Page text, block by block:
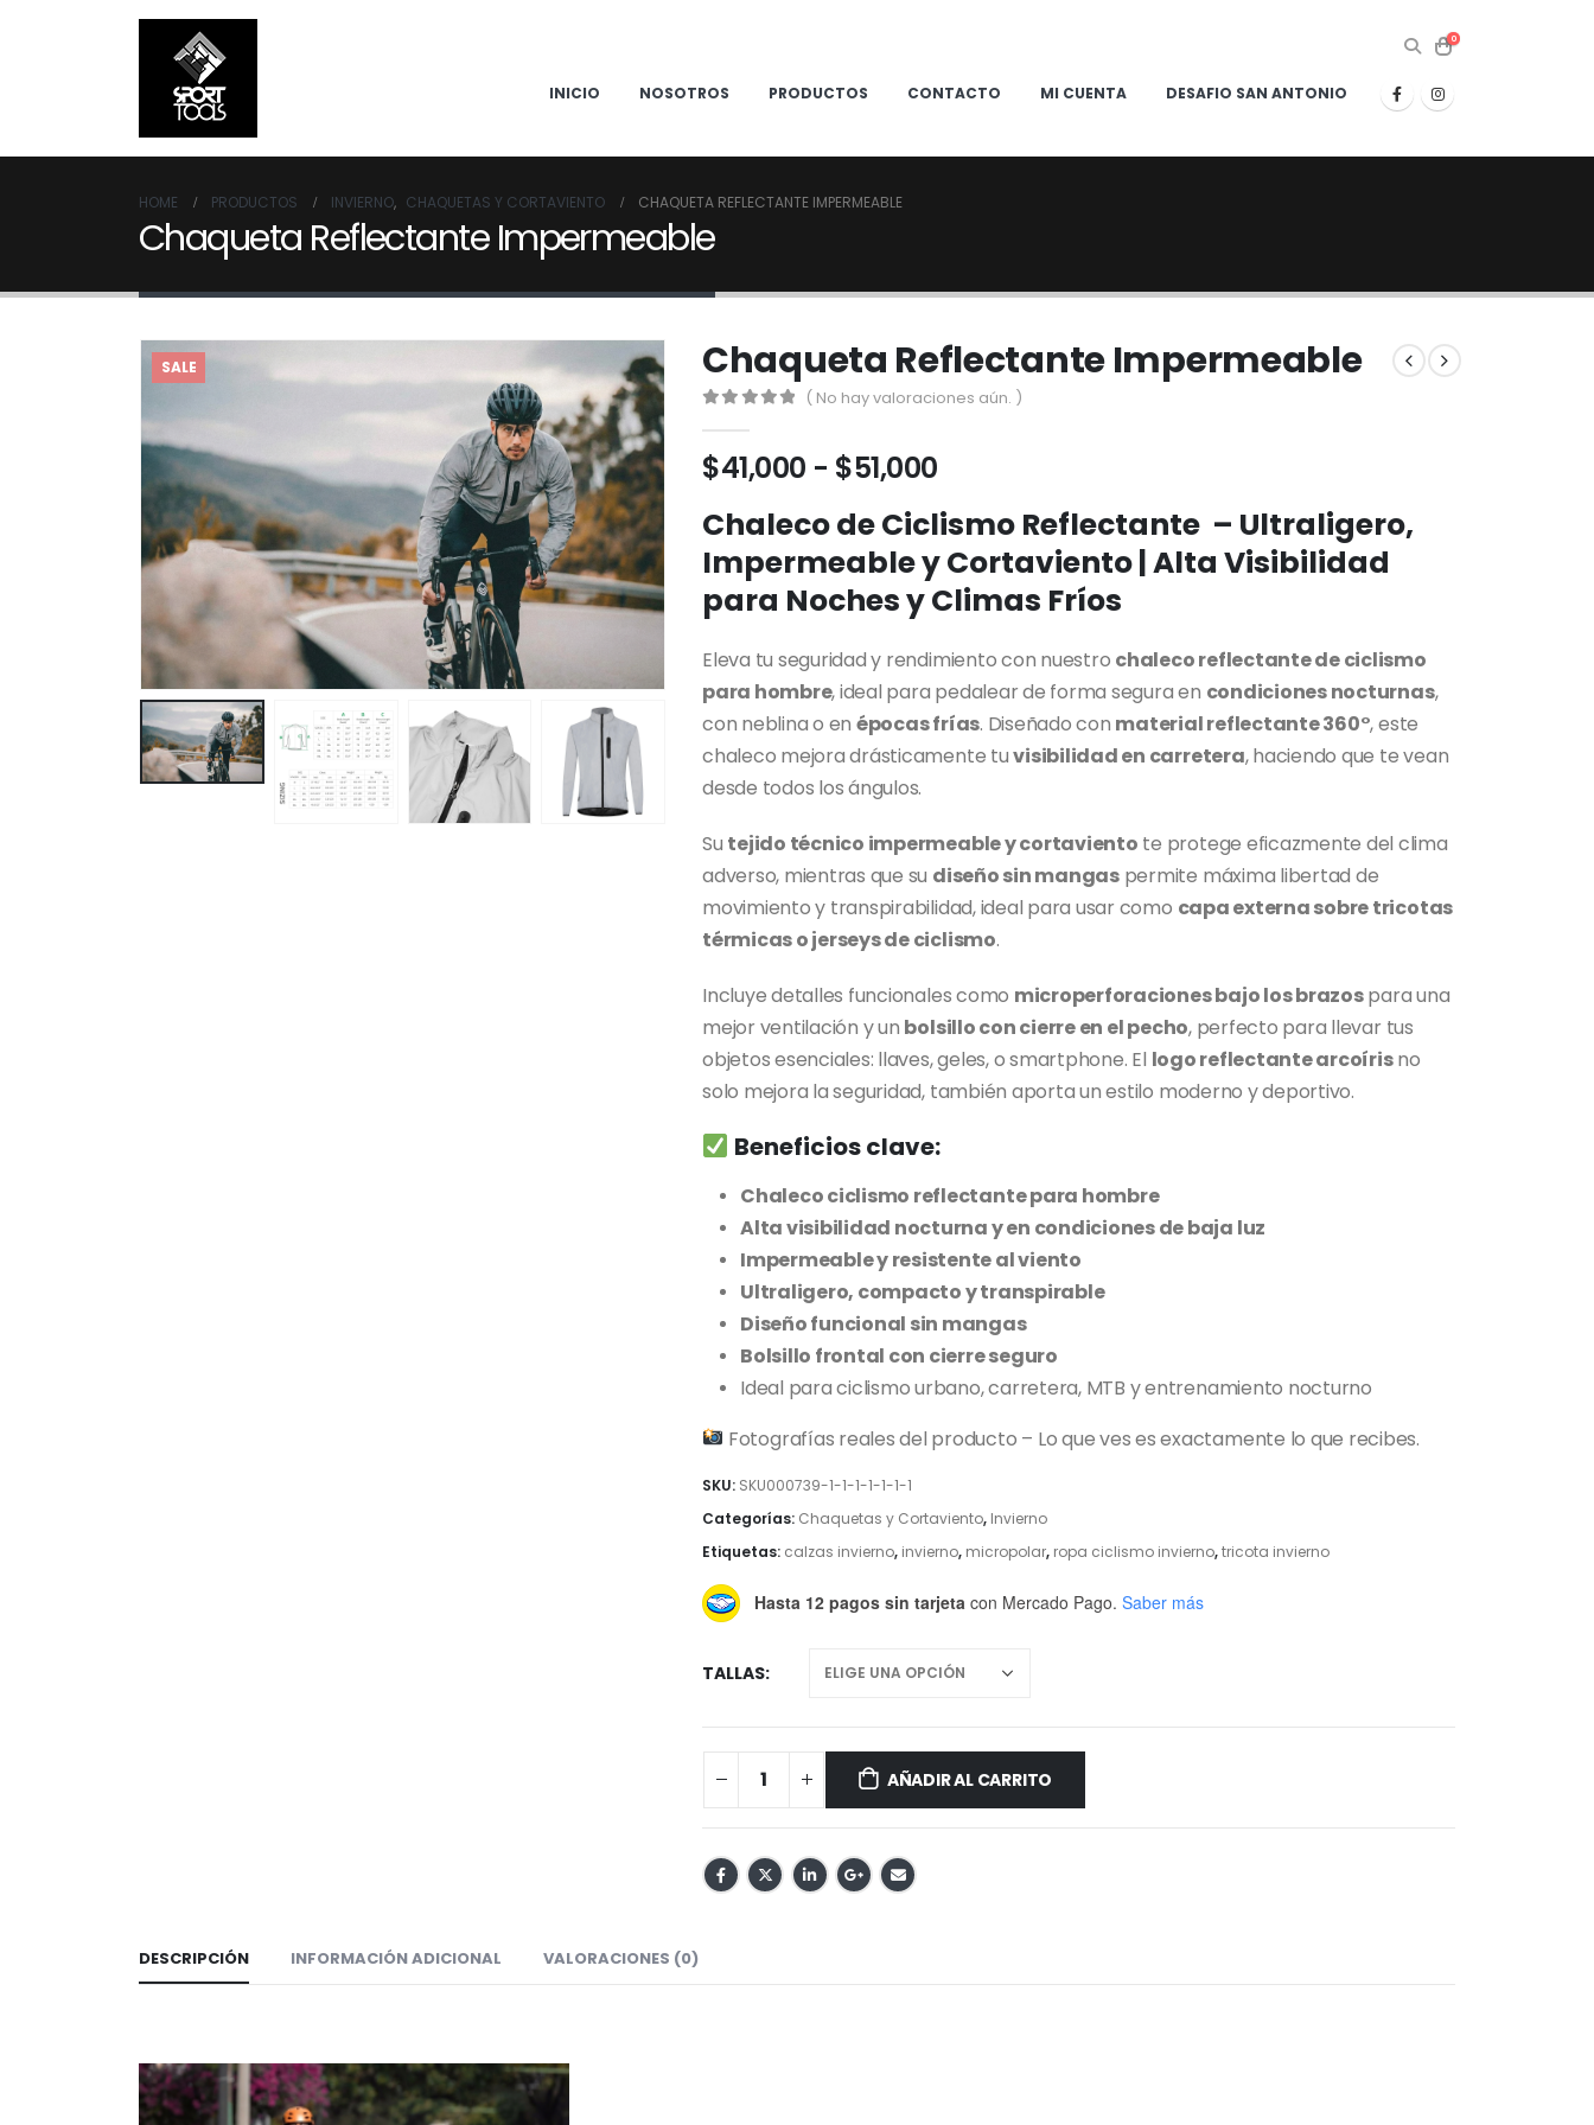
0
INICIO NOSOTROS PRODUCTOS CONTACTO MI CUENTA DESAFIO SAN ANTONIO
HOME PRODUCTOS INVIERNO, CHAQUETAS Y CORTAVIENTO CHAQUETA REFLECTANTE IMPERMEABLE
Chaqueta Reflectante Impermeable
SALE Chaqueta Reflectante Impermeable
( No hay valoraciones aún. )
$41,000 - $51,000Rango
precios:
desde
$41,000
hasta
Chaleco de Ciclismo Reflectante – Ultraligero,
Impermeable y Cortaviento | Alta Visibilidad
para Noches y Climas Fríos
Eleva tu seguridad y rendimiento con nuestro chaleco reflectante de ciclismo
para hombre, ideal para pedalear de forma segura en condiciones nocturnas,
con neblina o en épocas frías. Diseñado con material reflectante 360°, este
chaleco mejora drásticamente tuvisibilidad en carretera, haciendo que te vean
desde todos los ángulos.
Su tejido técnico impermeable y cortaviento te protege eficazmente del clima
adverso, mientras que su diseño sin mangaspermite máxima libertad de
movimiento y transpirabilidad, ideal para usar como capa externa sobre tricotas
térmicas o jerseys de ciclismo.
Incluye detalles funcionales como microperforaciones bajo los brazospara una
mejor ventilación y un bolsillo con cierre en el pecho, perfecto para llevar tus
objetos esenciales: llaves, geles, o smartphone. El logo reflectante arcoírisno
solo mejora la seguridad, también aporta un estilo moderno y deportivo.
Beneficios clave:
Chaleco ciclismo reflectante para hombre
Alta visibilidad nocturna y en condiciones de baja luz
Impermeable y resistente al viento
Ultraligero, compacto y transpirable
Diseño funcional sin mangas
Bolsillo frontal con cierre seguro
Ideal para ciclismo urbano, carretera, MTB y entrenamiento nocturno
Fotografías reales del producto – Lo que ves es exactamente lo que recibes.
SKU: SKU000739-1-1-1-1-1-1-1
Categorías: Chaquetas y Cortaviento, Invierno
Etiquetas: calzas invierno, invierno, micropolar, ropa ciclismo invierno,tricota invierno
Hasta 12 pagos sin tarjeta con Mercado Pago. Saber más
TALLAS
AÑADIR AL CARRITO
DESCRIPCIÓN INFORMACIÓN ADICIONAL VALORACIONES (0)